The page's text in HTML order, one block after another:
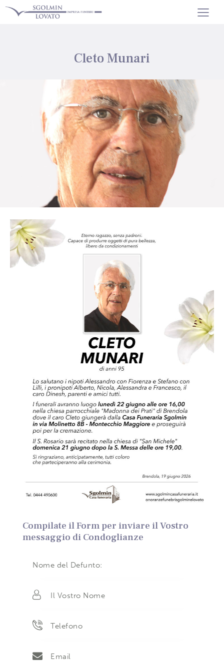
Cleto Munari
Compilate il Form per inviare il Vostro
messaggio di Condoglianze